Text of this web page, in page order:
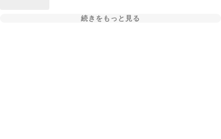
続きをもっと見る